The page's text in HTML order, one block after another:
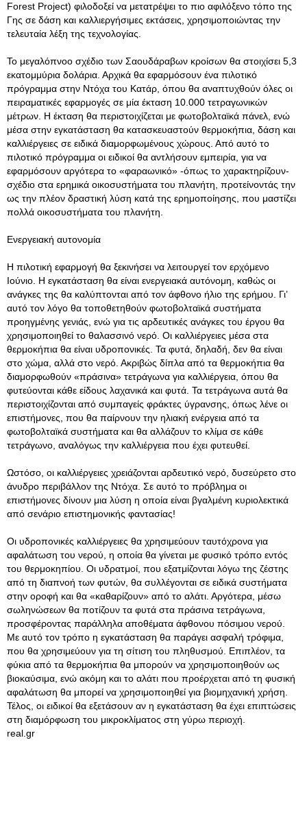
Forest Project) φιλοδοξεί να μετατρέψει το πιο αφιλόξενο τόπο της
Γης σε δάση και καλλιεργήσιμες εκτάσεις, χρησιμοποιώντας την
τελευταία λέξη της τεχνολογίας.
Το μεγαλόπνοο σχέδιο των Σαουδάραβων κροίσων θα στοιχίσει 5,3
εκατομμύρια δολάρια. Αρχικά θα εφαρμόσουν ένα πιλοτικό
πρόγραμμα στην Ντόχα του Κατάρ, όπου θα αναπτυχθούν όλες οι
πειραματικές εφαρμογές σε μία έκταση 10.000 τετραγωνικών
μέτρων. Η έκταση θα περιστοιχίζεται με φωτοβολταϊκά πάνελ, ενώ
μέσα στην εγκατάσταση θα κατασκευαστούν θερμοκήπια, δάση και
καλλιέργειες σε ειδικά διαμορφωμένους χώρους. Από αυτό το
πιλοτικό πρόγραμμα οι ειδικοί θα αντλήσουν εμπειρία, για να
εφαρμόσουν αργότερα το «φαραωνικό» -όπως το χαρακτηρίζουν-
σχέδιο στα ερημικά οικοσυστήματα του πλανήτη, προτείνοντάς την
ως την πλέον δραστική λύση κατά της ερημοποίησης, που μαστίζει
πολλά οικοσυστήματα του πλανήτη.
Ενεργειακή αυτονομία
Η πιλοτική εφαρμογή θα ξεκινήσει να λειτουργεί τον ερχόμενο
Ιούνιο. Η εγκατάσταση θα είναι ενεργειακά αυτόνομη, καθώς οι
ανάγκες της θα καλύπτονται από τον άφθονο ήλιο της ερήμου. Γι’
αυτό τον λόγο θα τοποθετηθούν φωτοβολταϊκά συστήματα
προηγμένης γενιάς, ενώ για τις αρδευτικές ανάγκες του έργου θα
χρησιμοποιηθεί το θαλασσινό νερό. Οι καλλιέργειες μέσα στα
θερμοκήπια θα είναι υδροπονικές. Τα φυτά, δηλαδή, δεν θα είναι
στο χώμα, αλλά στο νερό. Ακριβώς δίπλα από τα θερμοκήπια θα
διαμορφωθούν «πράσινα» τετράγωνα για καλλιέργεια, όπου θα
φυτεύονται κάθε είδους λαχανικά και φυτά. Τα τετράγωνα αυτά θα
περιστοιχίζονται από συμπαγείς φράκτες ύγρανσης, όπως λένε οι
επιστήμονες, που θα παίρνουν την ηλιακή ενέργεια από τα
φωτοβολταϊκά συστήματα και θα αλλάζουν το κλίμα σε κάθε
τετράγωνο, αναλόγως την καλλιέργεια που έχει φυτευθεί.
Ωστόσο, οι καλλιέργειες χρειάζονται αρδευτικό νερό, δυσεύρετο στο
άνυδρο περιβάλλον της Ντόχα. Σε αυτό το πρόβλημα οι
επιστήμονες δίνουν μια λύση η οποία είναι βγαλμένη κυριολεκτικά
από σενάριο επιστημονικής φαντασίας!
Οι υδροπονικές καλλιέργειες θα χρησιμεύουν ταυτόχρονα για
αφαλάτωση του νερού, η οποία θα γίνεται με φυσικό τρόπο εντός
του θερμοκηπίου. Οι υδρατμοί, που εξατμίζονται λόγω της ζέστης
από τη διαπνοή των φυτών, θα συλλέγονται σε ειδικά συστήματα
στην οροφή και θα «καθαρίζουν» από το αλάτι. Αργότερα, μέσω
σωληνώσεων θα ποτίζουν τα φυτά στα πράσινα τετράγωνα,
προσφέροντας παράλληλα αποθέματα άφθονου πόσιμου νερού.
Με αυτό τον τρόπο η εγκατάσταση θα παράγει ασφαλή τρόφιμα,
που θα χρησιμεύουν για τη σίτιση του πληθυσμού. Επιπλέον, τα
φύκια από τα θερμοκήπια θα μπορούν να χρησιμοποιηθούν ως
βιοκαύσιμα, ενώ ακόμη και το αλάτι που προέρχεται από τη φυσική
αφαλάτωση θα μπορεί να χρησιμοποιηθεί για βιομηχανική χρήση.
Τέλος, οι ειδικοί θα εξετάσουν αν η εγκατάσταση θα έχει επιπτώσεις
στη διαμόρφωση του μικροκλίματος στη γύρω περιοχή.
real.gr